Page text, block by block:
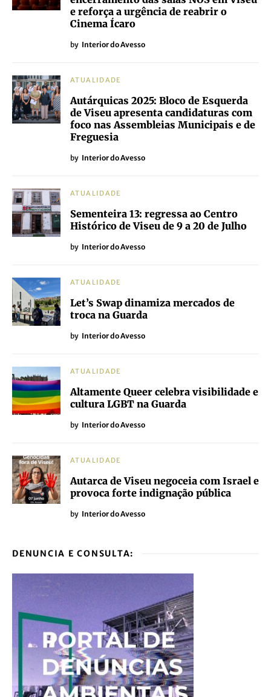
e reforça a urgência de reabrir o
Cinema Ícaro
by Interior do Avesso
ATUALIDADE
Autárquicas 2025: Bloco de Esquerda
de Viseu apresenta candidaturas com
foco nas Assembleias Municipais e de
Freguesia
by Interior do Avesso
ATUALIDADE
Sementeira 13: regressa ao Centro
Histórico de Viseu de 9 a 20 de Julho
by Interior do Avesso
ATUALIDADE
Let’s Swap dinamiza mercados de
troca na Guarda
by Interior do Avesso
ATUALIDADE
Altamente Queer celebra visibilidade e
cultura LGBT na Guarda
by Interior do Avesso
ATUALIDADE
Autarca de Viseu negoceia com Israel e
provoca forte indignação pública
by Interior do Avesso
DENUNCIA E CONSULTA: